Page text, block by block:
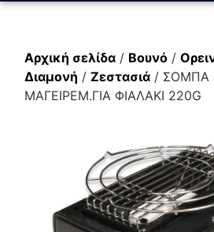
Αρχική σελίδα/ Βουνό/
Διαμονή / Ζεστασιά/ ΣΟΜΠΑ
ΜΑΓΕΙΡΕΜ.ΓΙΑ ΦΙΑΛΑΚΙ 220G